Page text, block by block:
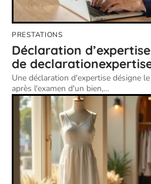
PRESTATIONS
Déclaration
de
Une déclaration d'expertise désigne
après l'examen d'un bien,…